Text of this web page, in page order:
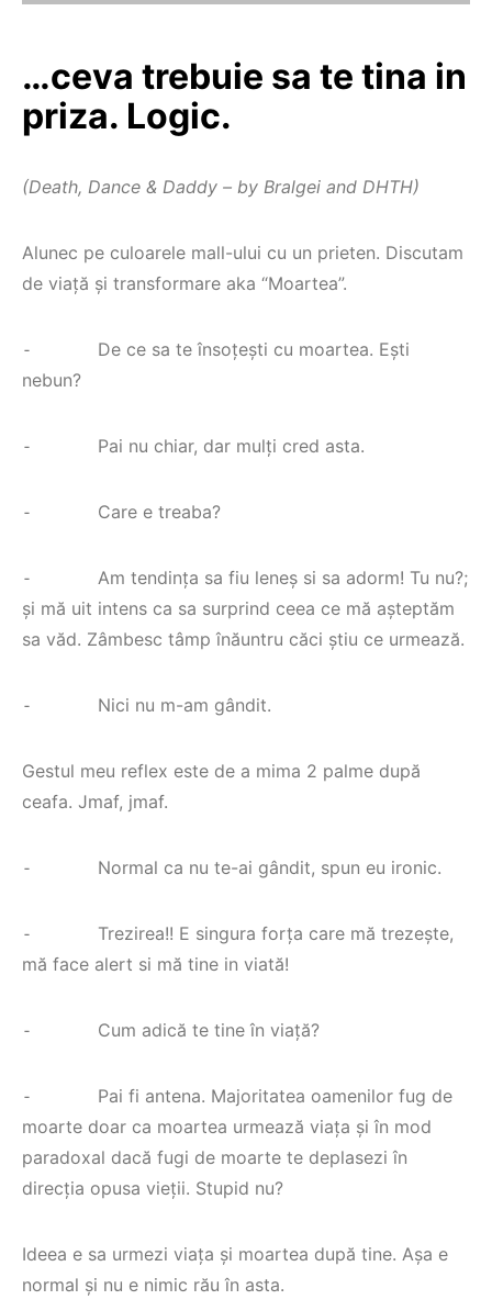
…ceva trebuie sa te tina in
priza. Logic.
(Death, Dance & Daddy – by Bralgei and DHTH)
Alunec pe culoarele mall-ului cu un prieten. Discutam
de viață și transformare aka “Moartea”.
⁃ De ce sa te însoțești cu moartea. Ești
nebun?
⁃ Pai nu chiar, dar mulți cred asta.
⁃ Care e treaba?
⁃ Am tendința sa fiu leneș si sa adorm! Tu nu?;
și mă uit intens ca sa surprind ceea ce mă așteptăm
sa văd. Zâmbesc tâmp înăuntru căci știu ce urmează.
⁃ Nici nu m-am gândit.
Gestul meu reflex este de a mima 2 palme după
ceafa. Jmaf, jmaf.
⁃ Normal ca nu te-ai gândit, spun eu ironic.
⁃ Trezirea!! E singura forța care mă trezește,
mă face alert si mă tine in viată!
⁃ Cum adică te tine în viață?
⁃ Pai fi antena. Majoritatea oamenilor fug de
moarte doar ca moartea urmează viața și în mod
paradoxal dacă fugi de moarte te deplasezi în
direcția opusa vieții. Stupid nu?
Ideea e sa urmezi viața și moartea după tine. Așa e
normal și nu e nimic rău în asta.